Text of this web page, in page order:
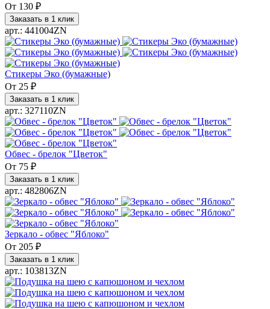
От 130 ₽
Заказать в 1 клик
арт.: 441004ZN
Стикеры Эко (бумажные)
От 25 ₽
Заказать в 1 клик
арт.: 327110ZN
Обвес - брелок "Цветок"
От 75 ₽
Заказать в 1 клик
арт.: 482806ZN
Зеркало - обвес "Яблоко"
От 205 ₽
Заказать в 1 клик
арт.: 103813ZN